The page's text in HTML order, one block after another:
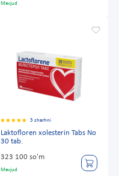
Mavjud
3 sharhni
Laktofloren xolesterin Tabs No
30 tab.
323 100 so'm
Mavjud